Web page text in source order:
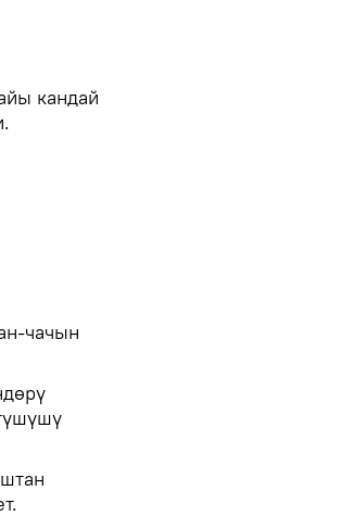
кандай
чачын